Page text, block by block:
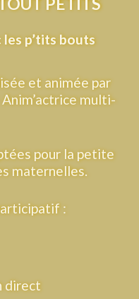
p’tits bouts
et animée par
multi-
pour la petite
maternelles.
:
direct